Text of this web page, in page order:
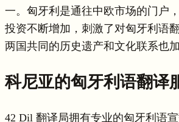
一。匈牙利是通往中欧市场的门户
投资不断增加，刺激了对匈牙利语
两国共同的历史遗产和文化联系也
科尼亚的匈牙利语翻译
42 Dil 翻译局拥有专业的匈牙利语